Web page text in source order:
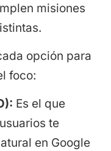
misiones
opción para
foco:
Es el que
te
en Google